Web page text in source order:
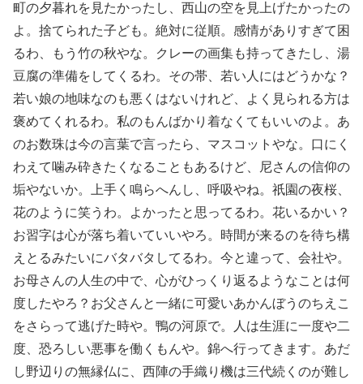
町の夕暮れを見たかったし、西山の空を見上げたかったの
よ。捨てられた子ども。絶対に従順。感情がありすぎて困
るわ、もう竹の秋やな。クレーの画集も持ってきたし、湯
豆腐の準備をしてくるわ。その帯、若い人にはどうかな？
若い娘の地味なのも悪くはないけれど、よく見られる方は
褒めてくれるわ。私のもんばかり着なくてもいいのよ。あ
のお数珠は今の言葉で言ったら、マスコットやな。口にく
わえて噛み砕きたくなることもあるけど、尼さんの信仰の
垢やないか。上手く鳴らへんし、呼吸やね。祇園の夜桜、
花のように笑うわ。よかったと思ってるわ。花いるかい？
お習字は心が落ち着いていいやろ。時間が来るのを待ち構
えとるみたいにバタバタしてるわ。今と違って、会社や。
お母さんの人生の中で、心がひっくり返るようなことは何
度したやろ？お父さんと一緒に可愛いあかんぼうのちえこ
をさらって逃げた時や。鴨の河原で。人は生涯に一度や二
度、恐ろしい悪事を働くもんや。錦へ行ってきます。あだ
し野辺りの無縁仏に、西陣の手織り機は三代続くのが難し